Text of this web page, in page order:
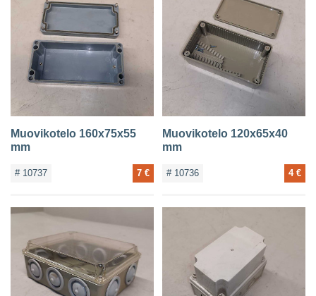
Muovikotelo 160x75x55
mm
# 10737 7 €
Muovikotelo 120x65x40
mm
# 10736 4 €